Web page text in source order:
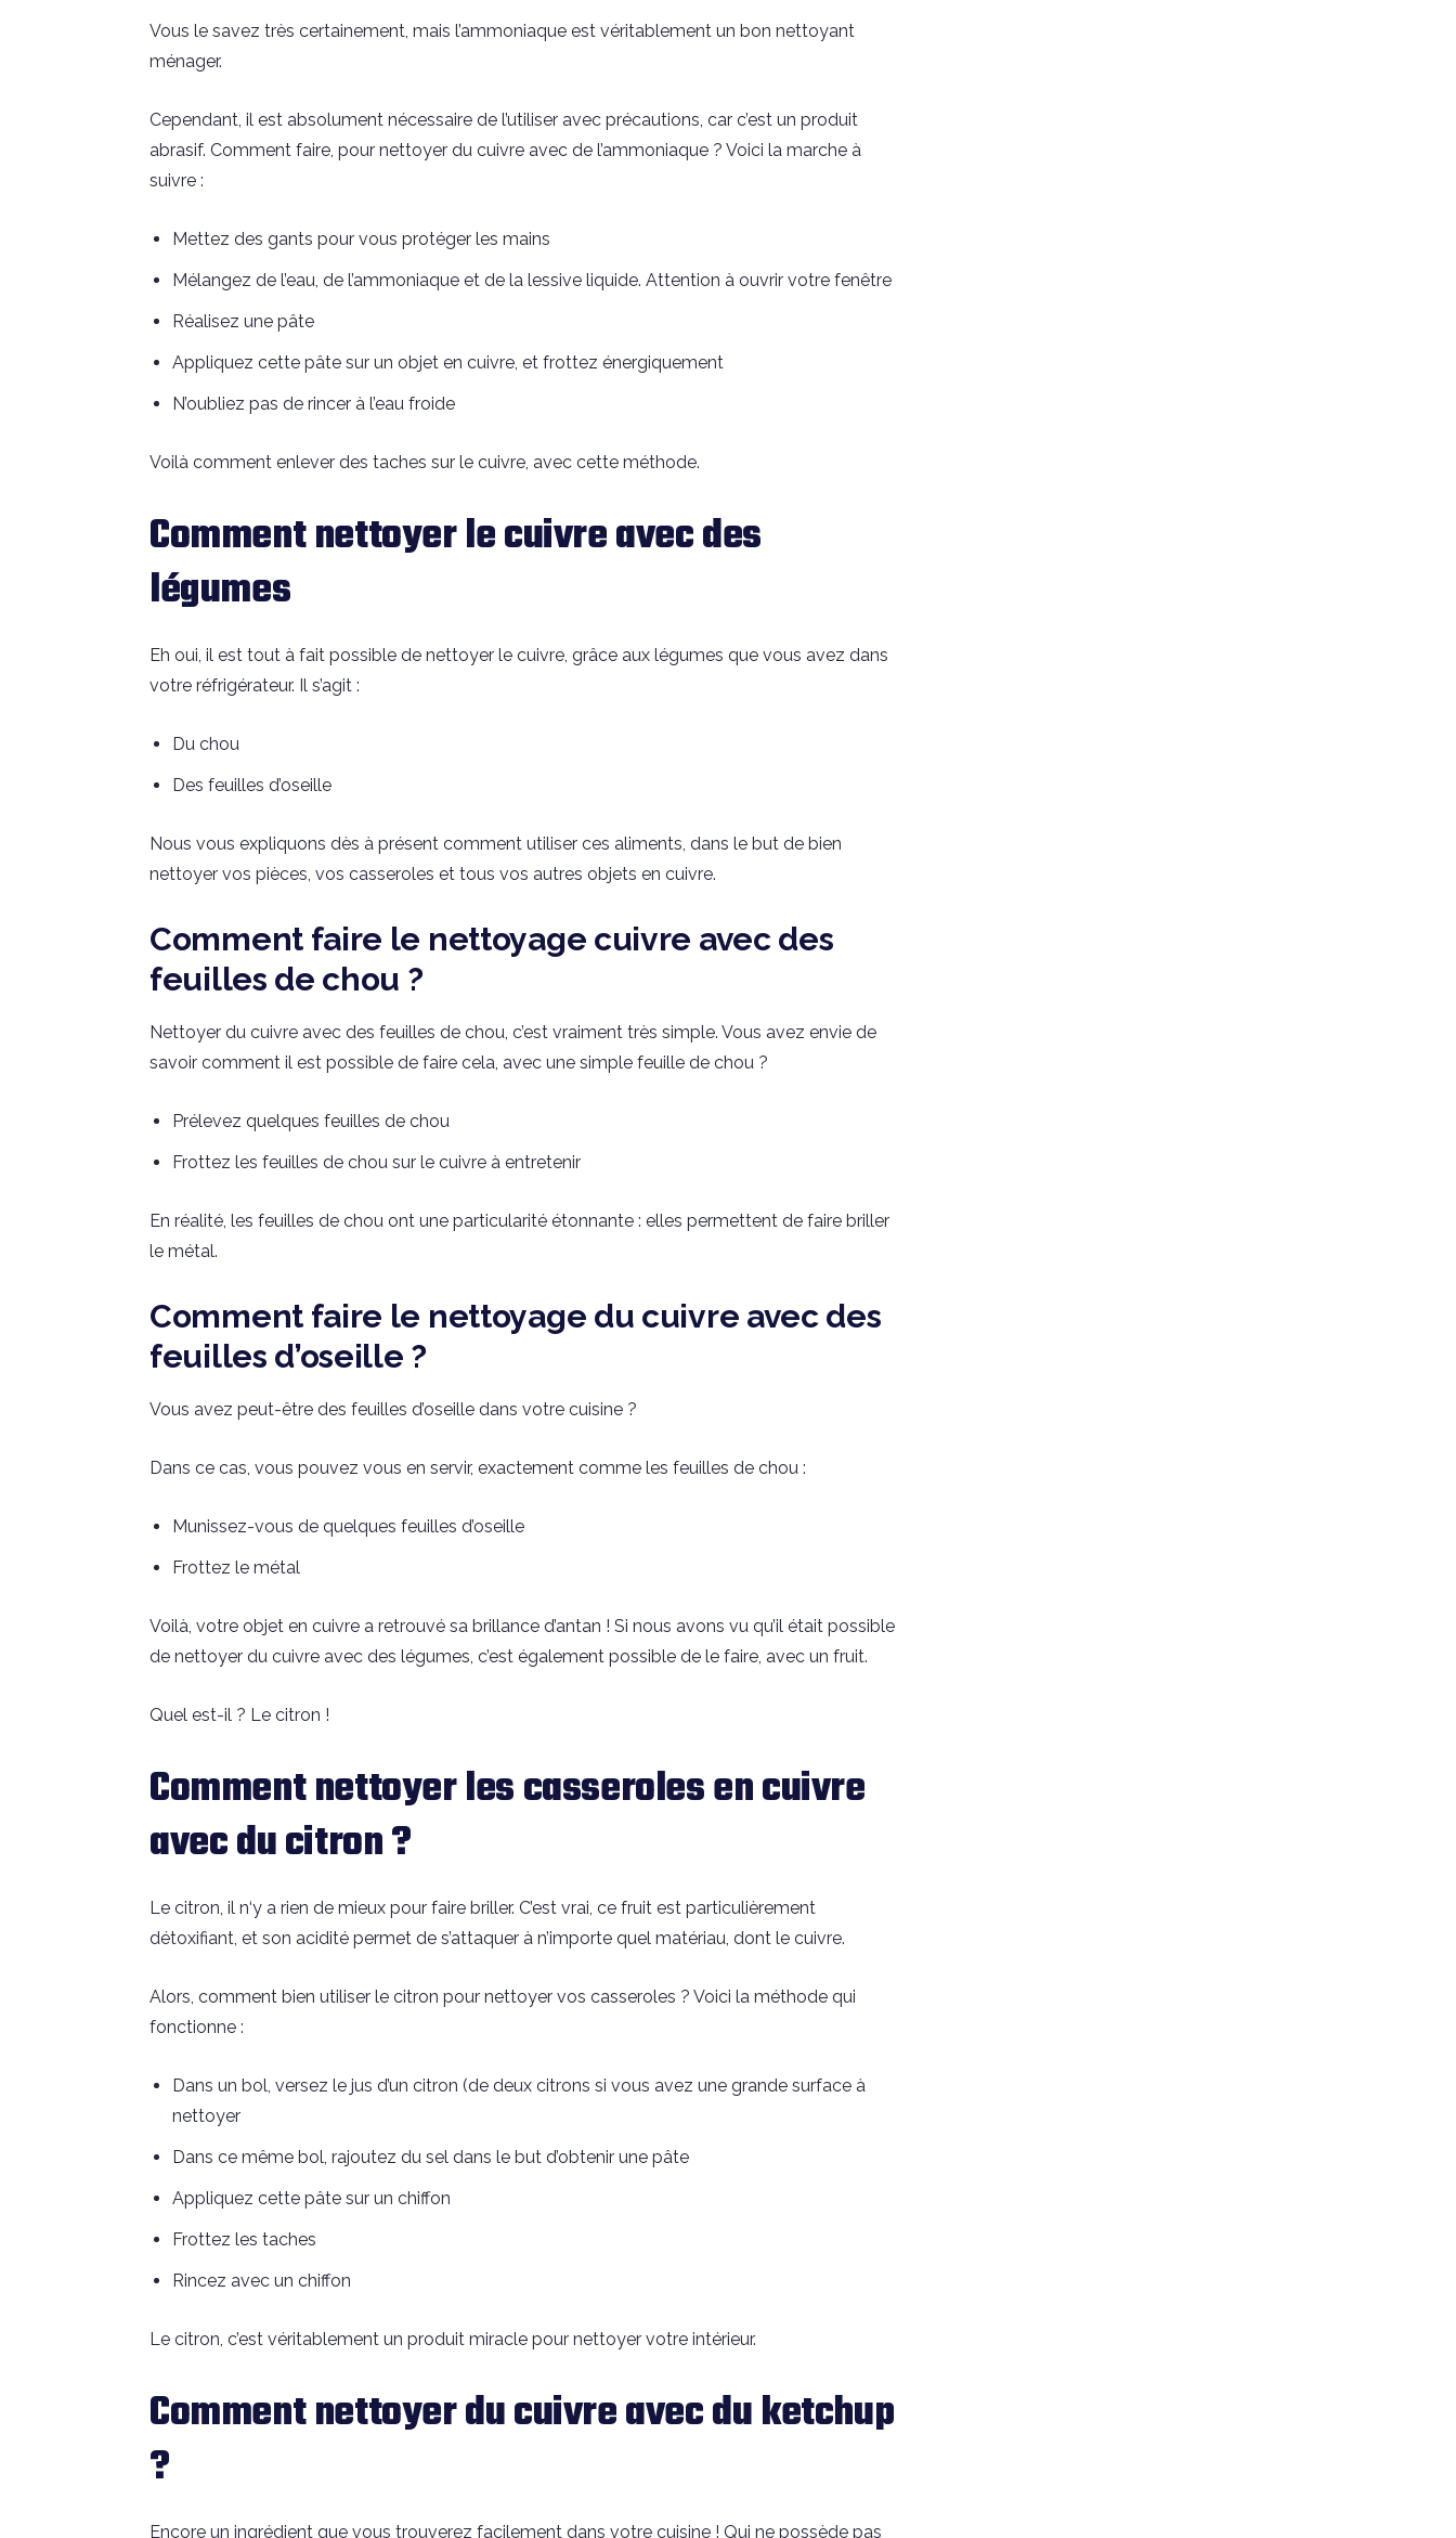
Vous le savez très certainement, mais l’ammoniaque est véritablement un bon nettoyant
ménager.
Cependant, il est absolument nécessaire de l’utiliser avec précautions, car c’est un produit
abrasif. Comment faire, pour nettoyer du cuivre avec de l’ammoniaque ? Voici la marche à
suivre :
Mettez des gants pour vous protéger les mains
Mélangez de l’eau, de l’ammoniaque et de la lessive liquide. Attention à ouvrir votre fenêtre
Réalisez une pâte
Appliquez cette pâte sur un objet en cuivre, et frottez énergiquement
N’oubliez pas de rincer à l’eau froide
Voilà comment enlever des taches sur le cuivre, avec cette méthode.
Comment nettoyer le cuivre avec des
légumes
Eh oui, il est tout à fait possible de nettoyer le cuivre, grâce aux légumes que vous avez dans
votre réfrigérateur. Il s’agit :
Du chou
Des feuilles d’oseille
Nous vous expliquons dès à présent comment utiliser ces aliments, dans le but de bien
nettoyer vos pièces, vos casseroles et tous vos autres objets en cuivre.
Comment faire le nettoyage cuivre avec des
feuilles de chou ?
Nettoyer du cuivre avec des feuilles de chou, c’est vraiment très simple. Vous avez envie de
savoir comment il est possible de faire cela, avec une simple feuille de chou ?
Prélevez quelques feuilles de chou
Frottez les feuilles de chou sur le cuivre à entretenir
En réalité, les feuilles de chou ont une particularité étonnante : elles permettent de faire briller
le métal.
Comment faire le nettoyage du cuivre avec des
feuilles d’oseille ?
Vous avez peut-être des feuilles d’oseille dans votre cuisine ?
Dans ce cas, vous pouvez vous en servir, exactement comme les feuilles de chou :
Munissez-vous de quelques feuilles d’oseille
Frottez le métal
Voilà, votre objet en cuivre a retrouvé sa brillance d’antan ! Si nous avons vu qu’il était possible
de nettoyer du cuivre avec des légumes, c’est également possible de le faire, avec un fruit.
Quel est-il ? Le citron !
Comment nettoyer les casseroles en cuivre
avec du citron ?
Le citron, il n‘y a rien de mieux pour faire briller. C’est vrai, ce fruit est particulièrement
détoxifiant, et son acidité permet de s’attaquer à n’importe quel matériau, dont le cuivre.
Alors, comment bien utiliser le citron pour nettoyer vos casseroles ? Voici la méthode qui
fonctionne :
Dans un bol, versez le jus d’un citron (de deux citrons si vous avez une grande surface à
nettoyer
Dans ce même bol, rajoutez du sel dans le but d’obtenir une pâte
Appliquez cette pâte sur un chiffon
Frottez les taches
Rincez avec un chiffon
Le citron, c’est véritablement un produit miracle pour nettoyer votre intérieur.
Comment nettoyer du cuivre avec du ketchup
?
Encore un ingrédient que vous trouverez facilement dans votre cuisine ! Qui ne possède pas